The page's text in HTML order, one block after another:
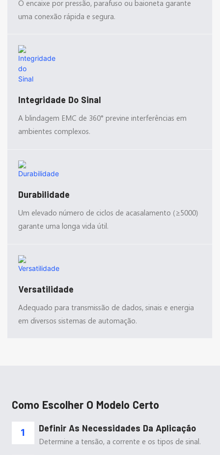
O encaixe por pressão, parafuso ou baioneta garante
uma conexão rápida e segura.
Integridade Do Sinal
A blindagem EMC de 360° previne interferências em
ambientes complexos.
Durabilidade
Um elevado número de ciclos de acasalamento (≥5000)
garante uma longa vida útil.
Versatilidade
Adequado para transmissão de dados, sinais e energia
em diversos sistemas de automação.
Como Escolher O Modelo Certo
Definir As Necessidades Da Aplicação
Determine a tensão, a corrente e os tipos de sinal.